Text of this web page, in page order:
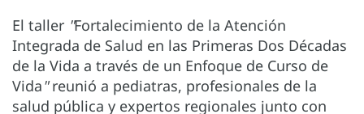
El taller "Fortalecimiento de la Atención
Integrada de Salud en las Primeras Dos Décadas
de la Vida a través de un Enfoque de Curso de
Vida"reunió a pediatras, profesionales de la
salud pública y expertos regionales junto con